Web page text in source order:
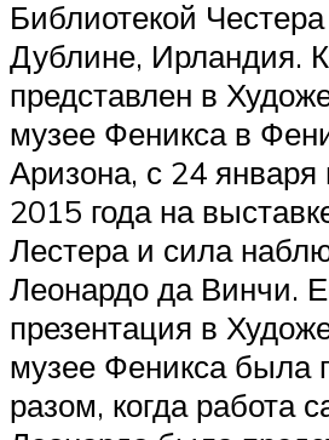
Библиотекой
Дублине, Ирландия.
представлен в
музее Феникса в
Аризона, с 24 января
2015 года на
Лестера и сила
Леонардо да Винчи.
презентация в
музее Феникса была
разом, когда работа